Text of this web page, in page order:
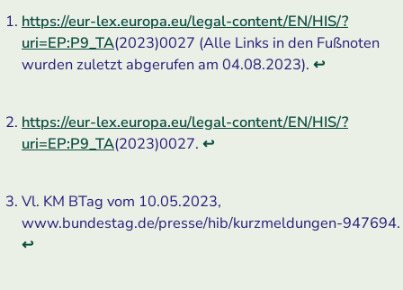
https://eur-lex.europa.eu/legal-content/EN/HIS/?
uri=EP:P9_TA(2023)0027 (Alle Links in den Fußnoten
wurden zuletzt abgerufen am 04.08.2023). ↩
https://eur-lex.europa.eu/legal-content/EN/HIS/?
uri=EP:P9_TA(2023)0027. ↩
Vl. KM BTag vom 10.05.2023,
www.bundestag.de/presse/hib/kurzmeldungen-947694.
↩